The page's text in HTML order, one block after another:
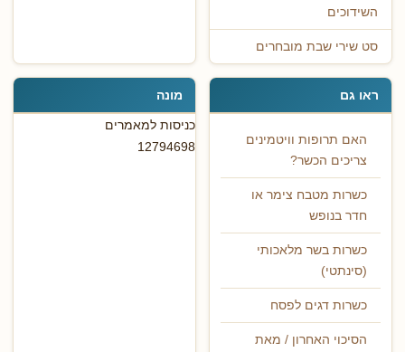
השידוכים
סט שירי שבת מובחרים
ראו גם
האם תרופות וויטמינים
צריכים הכשר?
כשרות מטבח צימר או
חדר בנופש
כשרות בשר מלאכותי
(סינתטי)
כשרות דגים לפסח
הסיכוי האחרון / מאת
מונה
כניסות למאמרים
12794698